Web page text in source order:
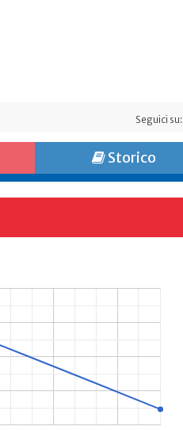
Seguici su:
Storico